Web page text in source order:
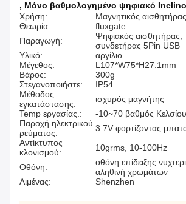
, Μόνο βαθμολογημένο ψηφιακό
Χρήση:
Μαγνητικός αισθητήρας
Θεωρία:
fluxgate
Παραγωγή:
Ψηφιακός αισθητήρας,
συνδετήρας 5Pin USB
Υλικό:
αργίλιο
Μέγεθος:
L107*W75*H27.1mm
Βάρος:
300g
Στεγανοποιήστε:
IP54
Μέθοδος
εγκατάστασης:
ισχυρός μαγνήτης
Temp εργασίας.:
-10~70 βαθμός Κελσίου
Παροχή ηλεκτρικού
ρεύματος:
3.7V φορτίζοντας
Αντίκτυπος
κλονισμού:
10grms, 10-100Hz
Οθόνη:
οθόνη επίδειξης
αληθινή χρωμάτων
Λιμένας:
Shenzhen